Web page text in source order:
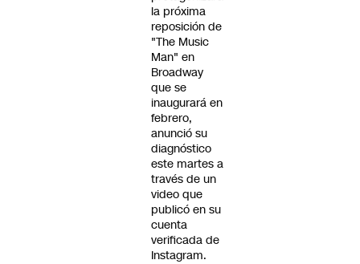
la próxima
reposición de
"The Music
Man" en
Broadway
que se
inaugurará en
febrero,
anunció su
diagnóstico
este martes a
través de un
video que
publicó en su
cuenta
verificada de
Instagram.